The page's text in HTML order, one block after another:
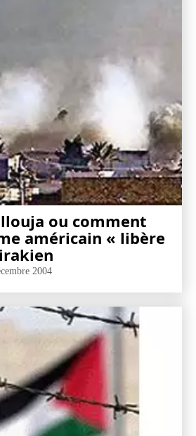
ou comment
américain « libère
2004